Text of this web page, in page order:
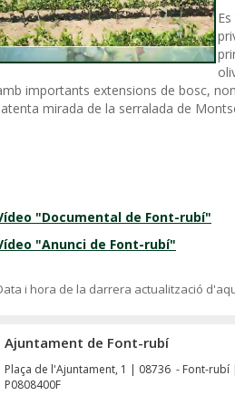
importants extensions de bosc,
mirada de la serralada de
"Documental de Font-rubí"
"Anunci de Font-rubí"
i hora de la darrera actualització
Ajuntament de Font-rubí
Plaça de l'Ajuntament, 1 | 08736 - Font-rubí
P0808400F